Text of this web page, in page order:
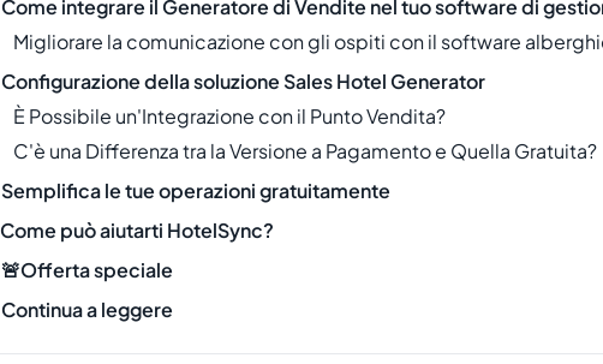
Come integrare il Generatore di Vendite nel tuo software di
Migliorare la comunicazione con gli ospiti con il software
Configurazione della soluzione Sales Hotel Generator
È Possibile un'Integrazione con il Punto Vendita?
C'è una Differenza tra la Versione a Pagamento e Quella Gratuita?
Semplifica le tue operazioni gratuitamente
Come può aiutarti HotelSync?
🚨Offerta speciale
Continua a leggere